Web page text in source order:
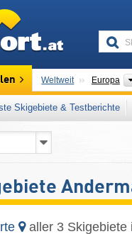
Weltweit Europa
Skigebiete & Testberichte
aller 3 Skigebiete